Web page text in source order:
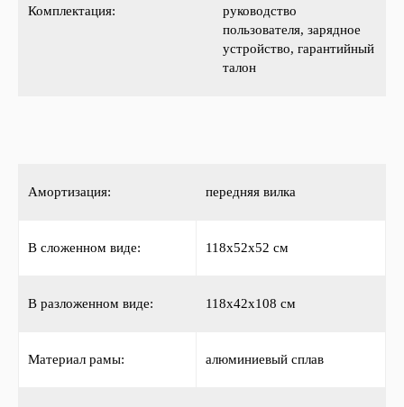
Комплектация:
руководство
пользователя, зарядное
устройство, гарантийный
талон
Амортизация: передняя вилка
В сложенном виде: 118х52х52 см
В разложенном виде: 118х42х108 см
Материал рамы: алюминиевый сплав